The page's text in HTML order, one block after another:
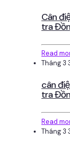
Cân
tra
Read
Tháng 3
cân
tra
Read
Tháng 3